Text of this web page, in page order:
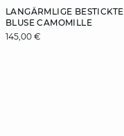
LANGÄRMLIGE BESTICKTE
BLUSE CAMOMILLE
145,00 €